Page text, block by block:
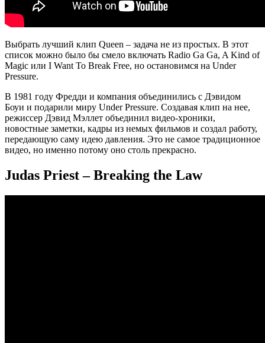
Выбрать лучший клип Queen – задача не из простых. В этот
список можно было бы смело включать Radio Ga Ga, A Kind of
Magic или I Want To Break Free, но остановимся на Under
Pressure.
В 1981 году Фредди и компания объединились с Дэвидом
Боуи и подарили миру Under Pressure. Создавая клип на нее,
режиссер Дэвид Мэллет объединил видео-хроники,
новостные заметки, кадры из немых фильмов и создал работу,
передающую саму идею давления. Это не самое традиционное
видео, но именно потому оно столь прекрасно.
Judas Priest – Breaking the Law